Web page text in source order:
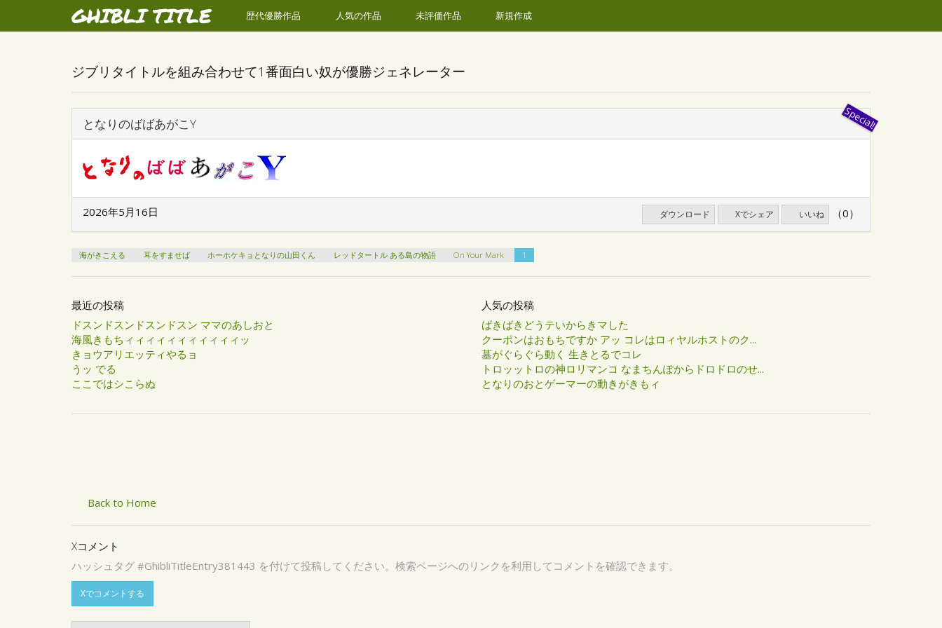
GHIBLI TITLE 歴代優勝作品 人気の作品 未評価作品 新規作成
ジブリタイトルを組み合わせて1番面白い奴が優勝ジェネレーター
となりのばばあがこY
2026年5月16日 ダウンロード Xでシェア いいね （0）
海がきこえる 耳をすませば ホーホケキョとなりの山田くん レッドタートル ある島の物語 On Your Mark 1
最近の投稿
ドスンドスンドスンドスン ママのあしおと
海風きもちィィィィィィィィィィィッ
きョウアリエッティやるョ
うッ でる
ここではシこらぬ
人気の投稿
ばきばきどうテいからきマした
クーポンはおもちですか アッ コレはロィヤルホストのク...
墓がぐらぐら動く 生きとるでコレ
トロッットロの神ロリマンコ なまちんぽからドロドロのせ...
となりのおとゲーマーの動きがきもィ
Back to Home
Xコメント
ハッシュタグ #GhibliTitleEntry381443 を付けて投稿してください。検索ページへのリンクを利用してコメントを確認できます。
Xでコメントする